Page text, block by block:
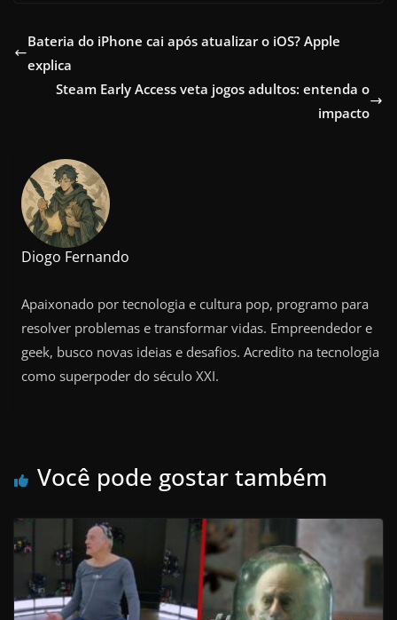
Bateria do iPhone cai após atualizar o iOS? Apple
explica
Steam Early Access veta jogos adultos: entenda o
impacto
Diogo Fernando
Apaixonado por tecnologia e cultura pop, programo para
resolver problemas e transformar vidas. Empreendedor e
geek, busco novas ideias e desafios. Acredito na tecnologia
como superpoder do século XXI.
Você pode gostar também